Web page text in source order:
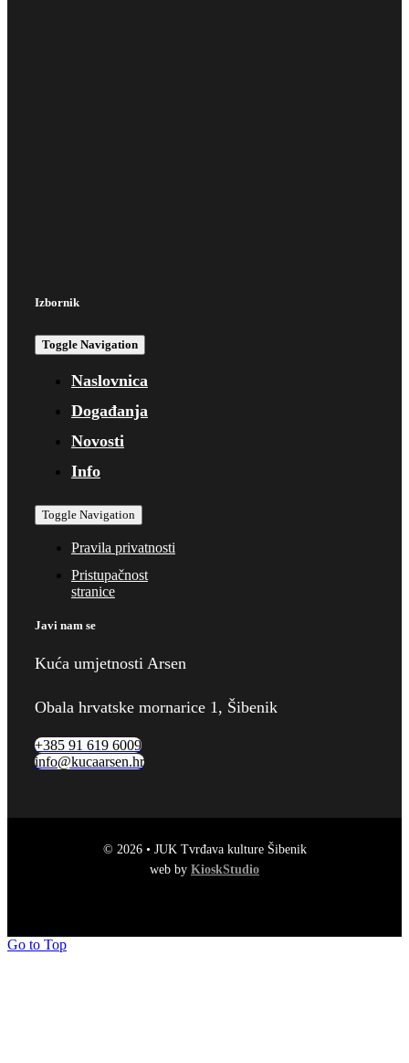
Izbornik
Toggle Navigation
Naslovnica
Događanja
Novosti
Info
Toggle Navigation
Pravila privatnosti
Pristupačnost
stranice
Javi nam se
Kuća umjetnosti Arsen
Obala hrvatske mornarice 1, Šibenik
+385 91 619 6009
info@kucaarsen.hr
© 2026 • JUK Tvrđava kulture Šibenik
web by KioskStudio
Go to Top